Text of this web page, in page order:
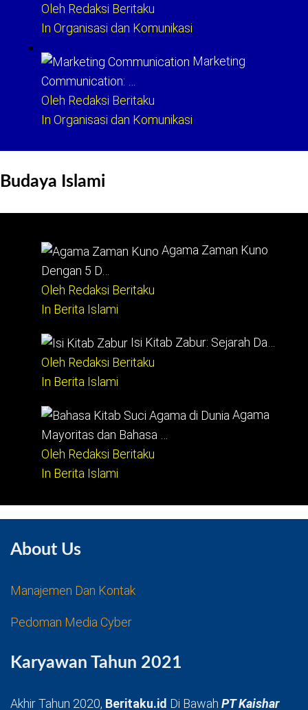
Oleh Redaksi Beritaku
In Organisasi dan Komunikasi
Marketing
Communication: …
Oleh Redaksi Beritaku
In Organisasi dan Komunikasi
Budaya Islami
Agama Zaman Kuno
Dengan 5 D…
Oleh Redaksi Beritaku
In Berita Islami
Isi Kitab Zabur: Sejarah Da…
Oleh Redaksi Beritaku
In Berita Islami
Agama
Mayoritas dan Bahasa …
Oleh Redaksi Beritaku
In Berita Islami
About Us
Manajemen Dan Kontak
Pedoman Media Cyber
Karyawan Tahun 2021
Akhir Tahun 2020, Beritaku.id Di Bawah PT Kaishar